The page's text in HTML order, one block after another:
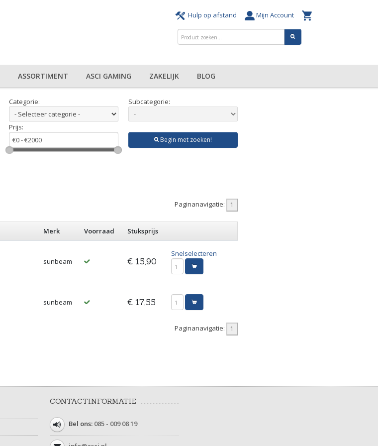
Hulp op afstand Mijn Account
ASSORTIMENT ASCI GAMING ZAKELIJK BLOG
Categorie: Subcategorie:
Prijs:
Begin met zoeken!
Paginanavigatie:
Merk Voorraad Stuksprijs
sunbeam € 15,90
Snelselecteren
sunbeam € 17,55
Paginanavigatie:
CONTACTINFORMATIE
Bel ons: 085 - 009 08 19